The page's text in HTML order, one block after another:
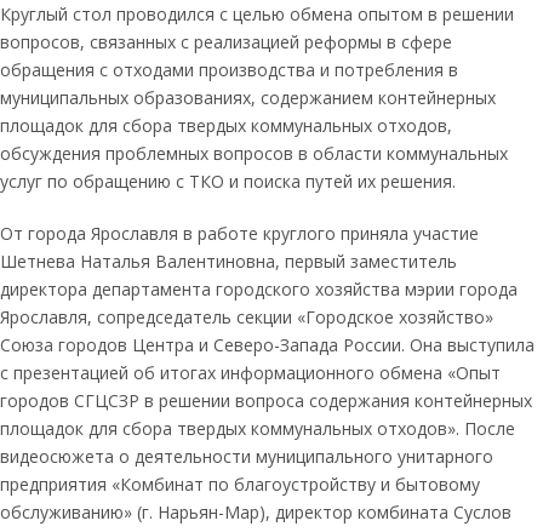
Круглый стол проводился с целью обмена опытом в решении
вопросов, связанных с реализацией реформы в сфере
обращения с отходами производства и потребления в
муниципальных образованиях, содержанием контейнерных
площадок для сбора твердых коммунальных отходов,
обсуждения проблемных вопросов в области коммунальных
услуг по обращению с ТКО и поиска путей их решения.
От города Ярославля в работе круглого приняла участие
Шетнева Наталья Валентиновна, первый заместитель
директора департамента городского хозяйства мэрии города
Ярославля, сопредседатель секции «Городское хозяйство»
Союза городов Центра и Северо-Запада России. Она выступила
с презентацией об итогах информационного обмена «Опыт
городов СГЦСЗР в решении вопроса содержания контейнерных
площадок для сбора твердых коммунальных отходов». После
видеосюжета о деятельности муниципального унитарного
предприятия «Комбинат по благоустройству и бытовому
обслуживанию» (г. Нарьян-Мар), директор комбината Суслов